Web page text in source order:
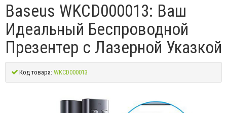
Baseus WKCD000013: Ваш
Идеальный Беспроводной
Презентер с Лазерной Указкой
Код товара:WKCD000013